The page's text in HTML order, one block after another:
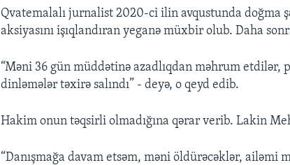
Qvatemalalı jurnalist 2020-ci ilin avqustunda doğma
aksiyasını işıqlandıran yeganə müxbir olub. Daha
“Məni 36 gün müddətinə azadlıqdan məhrum etdilər,
dinləmələr təxirə salındı” - deyə, o qeyd edib.
Hakim onun təqsirli olmadığına qərar verib. Lakin
“Danışmağa davam etsəm, məni öldürəcəklər, ailəmi